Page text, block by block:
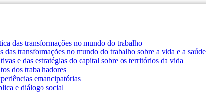
das transformações no mundo do trabalho
transformações no mundo do trabalho sobre a vida e a saúde
e das estratégias do capital sobre os territórios da vida
dos trabalhadores
emancipatórias
e diálogo social